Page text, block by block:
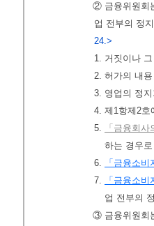
② 금융위원회
업 전부의 정
24.>
1. 거짓이나
2. 허가의 내
3. 영업의 정
4. 제1항제2호
5.
「금융회
하는 경우
6.
「금융소
7.
「금융소
업 전부의
③ 금융위원회